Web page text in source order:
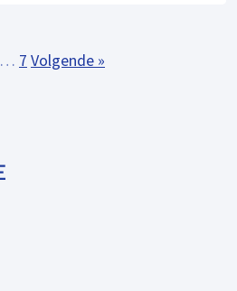
… 7 Volgende »